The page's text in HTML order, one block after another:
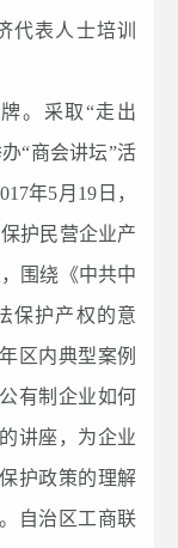
代表人士培训
。采取“走出
“商会讲坛”活
年5月19日，
护民营企业产
围绕《中共中
保护产权的意
区内典型案例
有制企业如何
讲座，为企业
护政策的理解
自治区工商联